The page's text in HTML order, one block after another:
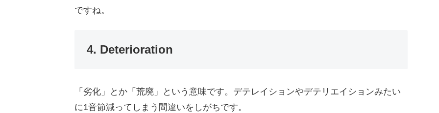
ですね。
4. Deterioration
「劣化」とか「荒廃」という意味です。デテレイションやデテリエイションみたい
に1音節減ってしまう間違いをしがちです。